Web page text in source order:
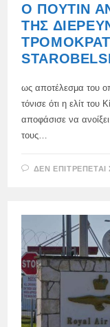
Ο ΠΟΎΤΙΝ
ΤΗΣ
ως αποτέλεσμα του
τόνισε ότι η ελίτ του
αποφάσισε να
τους…
ΔΕΝ